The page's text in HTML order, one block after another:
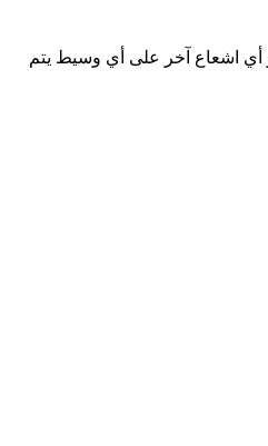
أي اشعاع آخر على أي وسيط يتم